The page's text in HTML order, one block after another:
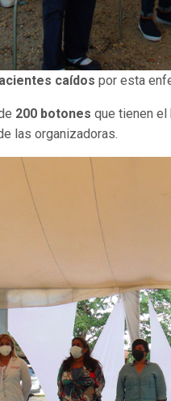
caídos por esta
200 botones que tienen el
las organizadoras.